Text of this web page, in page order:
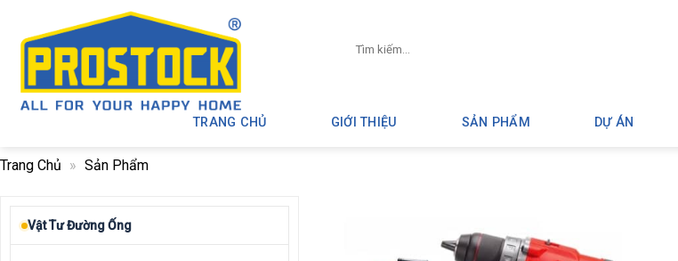
content
kiếm:
TRANG CHỦ GIỚI THIỆU SẢN PHẨM DỰ ÁN
Trang Chủ » Sản Phẩm
Vật Tư Đường Ống